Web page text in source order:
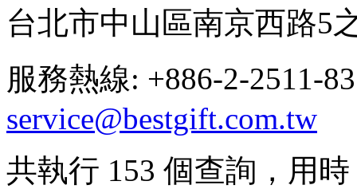
台北市中山區南京西路5
服務熱線: +886-2-
service@bestgift.com.tw
共執行 153 個查詢，用